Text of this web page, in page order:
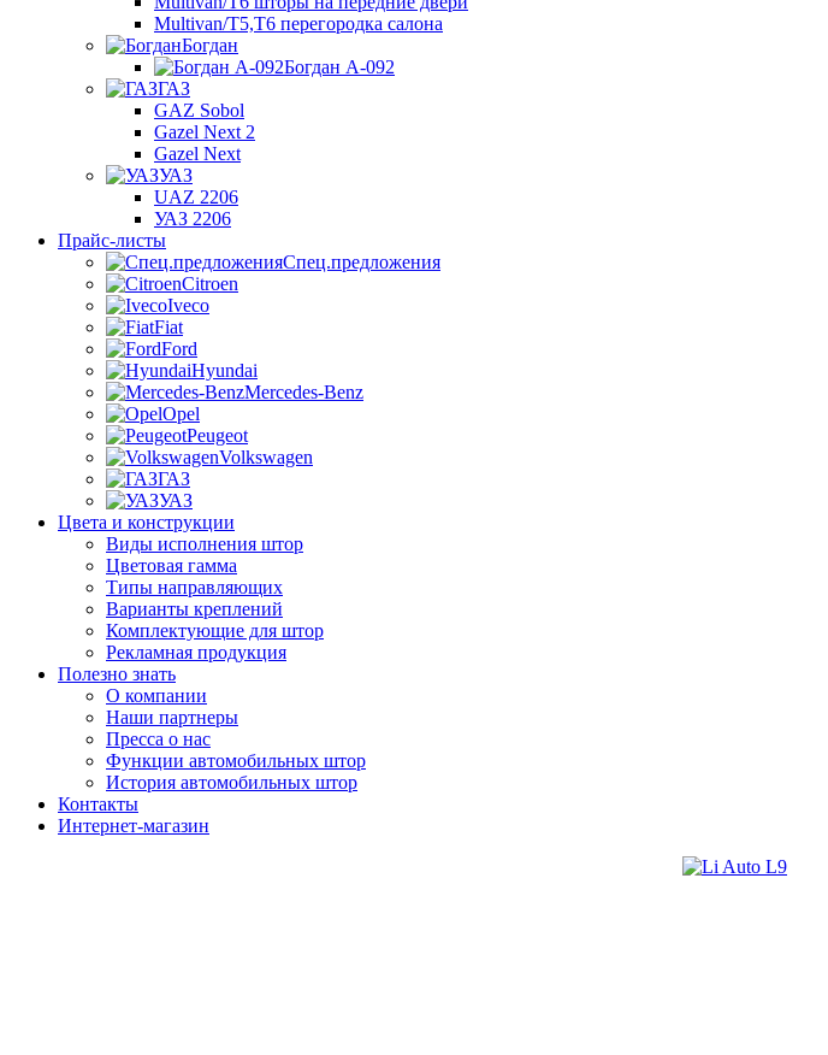
Multivan/T5,T6 перегородка салона
Богдан
Богдан A-092
ГАЗ
GAZ Sobol
Gazel Next 2
Gazel Next
УАЗ
UAZ 2206
УАЗ 2206
Прайс-листы
Спец.предложения
Citroen
Iveco
Fiat
Ford
Hyundai
Mercedes-Benz
Opel
Peugeot
Volkswagen
ГАЗ
УАЗ
Цвета и конструкции
Виды исполнения штор
Цветовая гамма
Типы направляющих
Варианты креплений
Комплектующие для штор
Рекламная продукция
Полезно знать
О компании
Наши партнеры
Пресса о нас
Функции автомобильных штор
История автомобильных штор
Контакты
Интернет-магазин